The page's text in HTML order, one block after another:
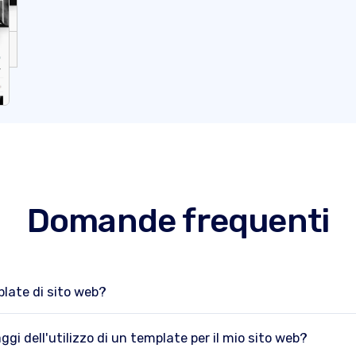
Domande frequenti
di sito web?
dell'utilizzo di un template per il mio sito web?